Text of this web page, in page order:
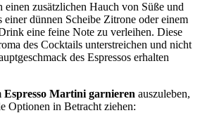
einen zusätzlichen Hauch von Süße und
einer dünnen Scheibe Zitrone oder einem
eine feine Note zu verleihen. Diese
des Cocktails unterstreichen und nicht
des Espressos erhalten
Espresso Martini garnieren auszuleben,
Optionen in Betracht ziehen: